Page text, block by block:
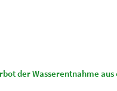
der Wasserentnahme